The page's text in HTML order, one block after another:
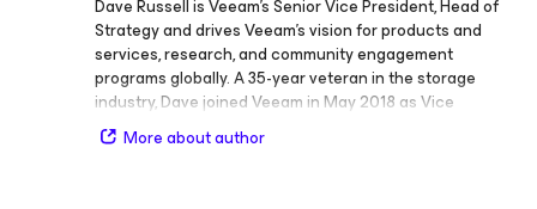
Dave Russell is Veeam’s Senior Vice President, Head of
Strategy and drives Veeam’s vision for products and
services, research, and community engagement
programs globally. A 35-year veteran in the storage
industry, Dave joined Veeam in May 2018 as Vice
President of Enterprise Strategy. Prior to Veeam, he held
the role of Vice President and Distinguished Analyst at
More about author